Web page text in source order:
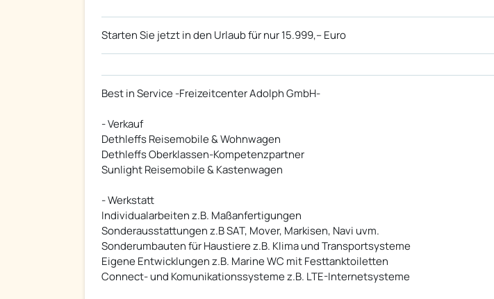
Starten Sie jetzt in den Urlaub für nur 15.999,-- Euro
Best in Service -Freizeitcenter Adolph GmbH-
- Verkauf
Dethleffs Reisemobile & Wohnwagen
Dethleffs Oberklassen-Kompetenzpartner
Sunlight Reisemobile & Kastenwagen
- Werkstatt
Individualarbeiten z.B. Maßanfertigungen
Sonderausstattungen z.B SAT, Mover, Markisen, Navi uvm.
Sonderumbauten für Haustiere z.B. Klima und Transportsysteme
Eigene Entwicklungen z.B. Marine WC mit Festtanktoiletten
Connect- und Komunikationssysteme z.B. LTE-Internetsysteme